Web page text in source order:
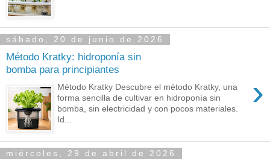
sábado, 20 de junio de 2026
Método Kratky: hidroponía sin
bomba para principiantes
›
Método Kratky Descubre el método Kratky, una
forma sencilla de cultivar en hidroponía sin
bomba, sin electricidad y con pocos materiales.
Id...
miércoles, 29 de abril de 2026